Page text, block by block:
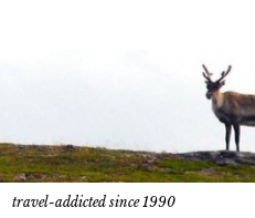
travel-addicted since 1990